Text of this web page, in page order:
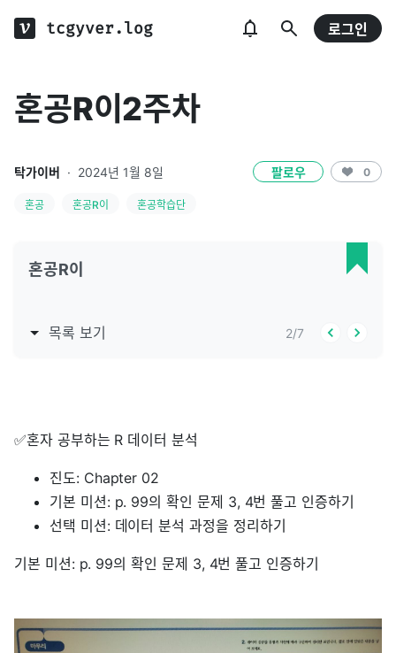
tcgyver.log 로그인
혼공R이2주차
탁가이버 · 2024년 1월 8일 팔로우 0
혼공 혼공R이 혼공학습단
혼공R이
목록 보기 2/7
✅혼자 공부하는 R 데이터 분석
진도: Chapter 02
기본 미션: p. 99의 확인 문제 3, 4번 풀고 인증하기
선택 미션: 데이터 분석 과정을 정리하기
기본 미션: p. 99의 확인 문제 3, 4번 풀고 인증하기